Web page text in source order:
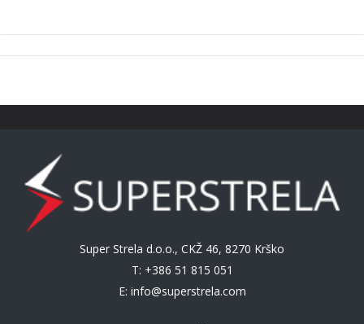
Super Strela d.o.o., CKŽ 46, 8270 Krško
T: +386 51 815 051
E: info@superstrela.com